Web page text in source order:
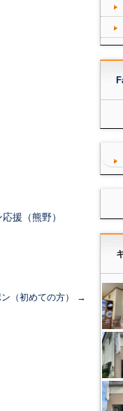
援（熊野）
（初めての方） →